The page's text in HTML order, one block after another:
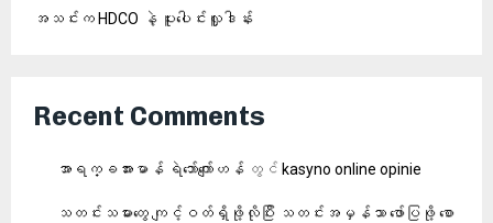
အသင်းက HDCO နဲ့ ပူးပေါင်းလှူဒါန်း
Recent Comments
အာရက္ခအားမာန် ရဲဘော်ကျော်ဟန် တွင် kasyno online opinie
သတင်းသမားတွေ ကျင့်ဝတ်ရှိဖို့လိုပြီး သတင်းအမှန်သာ ဖော်ပြဖို့ စော